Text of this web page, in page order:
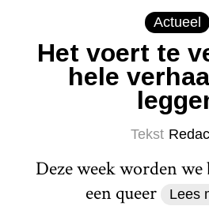
Actueel
Het voert te
hele
Tekst
Deze week worden
een queer
Lees